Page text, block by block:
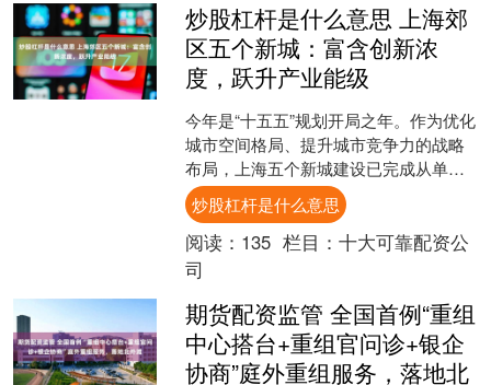
炒股杠杆是什么意思 上海郊
区五个新城：富含创新浓
度，跃升产业能级
今年是“十五五”规划开局之年。作为优化
城市空间格局、提升城市竞争力的战略
布局，上海五个新城建设已完成从单点
突破到集群城市产业生态的持续构建。
近年来，在独立综合....
炒股杠杆是什么意思
阅读： 135 栏目： 十大可靠配资公
司
期货配资监管 全国首例“重组
中心搭台+重组官问诊+银企
协商”庭外重组服务，落地北